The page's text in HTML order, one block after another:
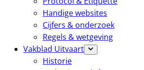
Handige websites
Cijfers & onderzoek
Regels & wetgeving
Vakblad Uitvaart
Historie